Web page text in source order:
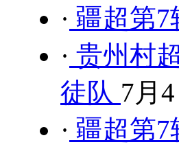
· 疆超第
· 贵州村
徒队 7月4
· 疆超第